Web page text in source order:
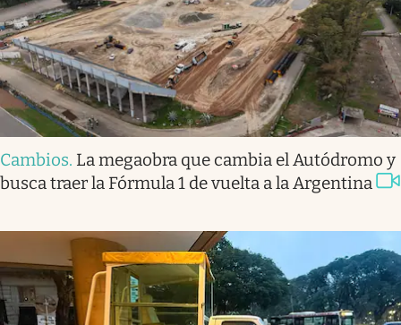
Cambios. La megaobra que cambia el Autódromo y
busca traer la Fórmula 1 de vuelta a la Argentina